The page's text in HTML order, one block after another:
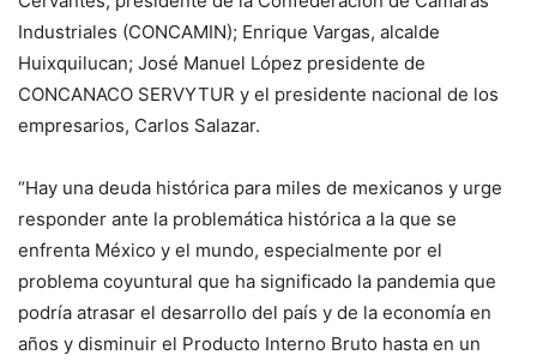
Industriales (CONCAMIN); Enrique Vargas, alcalde
Huixquilucan; José Manuel López presidente de
CONCANACO SERVYTUR y el presidente nacional de los
empresarios, Carlos Salazar.
“Hay una deuda histórica para miles de mexicanos y urge
responder ante la problemática histórica a la que se
enfrenta México y el mundo, especialmente por el
problema coyuntural que ha significado la pandemia que
podría atrasar el desarrollo del país y de la economía en
años y disminuir el Producto Interno Bruto hasta en un